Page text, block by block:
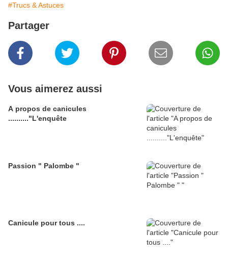
#Trucs & Astuces
Partager
Vous aimerez aussi
A propos de canicules
.........."L'enquête
Passion " Palombe "
Canicule pour tous ....